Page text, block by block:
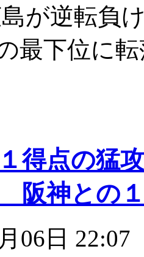
が逆転負け
最下位に
得点の猛
阪神との
06日 22:07